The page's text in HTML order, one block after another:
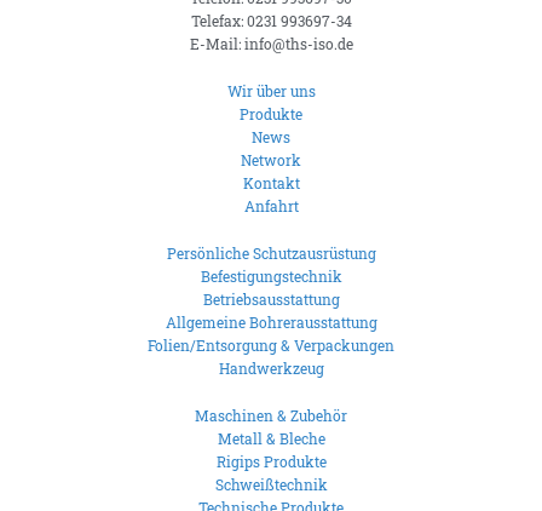
Telefax: 0231 993697-34
E-Mail: info@ths-iso.de
Wir über uns
Produkte
News
Network
Kontakt
Anfahrt
Persönliche Schutzausrüstung
Befestigungstechnik
Betriebsausstattung
Allgemeine Bohrerausstattung
Folien/Entsorgung & Verpackungen
Handwerkzeug
Maschinen & Zubehör
Metall & Bleche
Rigips Produkte
Schweißtechnik